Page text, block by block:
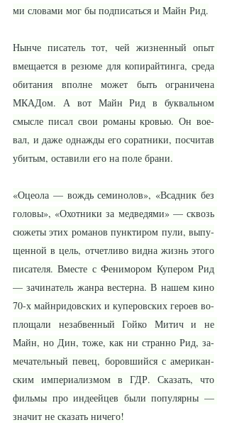
ми сло­ва­ми мог бы под­пи­сать­ся и Майн Рид.
Нын­че пи­са­тель тот, чей жиз­нен­ный опыт
вме­ща­ет­ся в ре­зю­ме для ко­пи­рай­тин­га, сре­да
оби­та­ния впол­не мо­жет быть огра­ни­че­на
МКА­Дом. А вот Майн Рид в бук­валь­ном
смыс­ле пи­сал свои ро­ма­ны кровью. Он вое­
вал, и да­же од­наж­ды его со­рат­ни­ки, по­счи­тав
уби­тым, оста­ви­ли его на по­ле бра­ни.
«Оце­о­ла — вождь се­ми­но­лов», «Всад­ник без
го­ло­вы», «Охот­ни­ки за мед­ве­дя­ми» — сквозь
сю­же­ты этих ро­ма­нов пунк­ти­ром пу­ли, вы­пу­
щен­ной в цель, от­чет­ли­во вид­на жизнь это­го
пи­са­те­ля. Вмес­те с Фе­нимо­ром Ку­пе­ром Рид
— за­чи­на­тель жан­ра вес­тер­на. В на­шем ки­но
70-х майн­ри­дов­ских и ку­пе­ров­ских ге­ро­ев во­
пло­ща­ли не­заб­вен­ный Гой­ко Ми­тич и не
Майн, но Дин, то­же, как ни стран­но Рид, за­
ме­ча­тель­ный пе­вец, бо­ров­ший­ся с аме­ри­кан­
ским им­пе­ри­а­лиз­мом в ГДР. Ска­зать, что
филь­мы про ин­де­ей­цев бы­ли по­пу­ляр­ны —
зна­чит не ска­зать ни­че­го!